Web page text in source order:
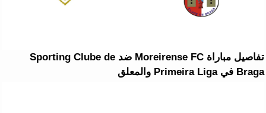
تفاصيل مباراة Moreirense FC ضد Sporting Clube de
Braga في Primeira Liga والمعلق